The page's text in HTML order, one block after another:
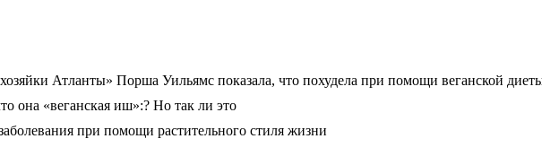
Атланты» Порша Уильямс показала, что похудела при помощи веганской
она «веганская иш»:? Но так ли это
при помощи растительного стиля жизни